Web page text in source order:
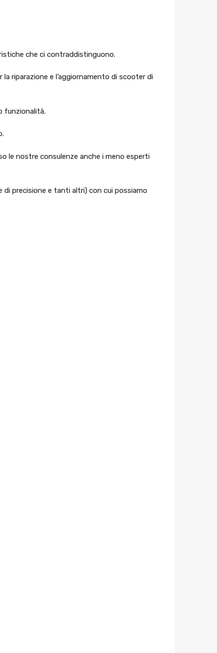
che ci contraddistinguono.
riparazione e l’aggiornamento di scooter di
funzionalità.
le nostre consulenze anche i meno esperti
precisione e tanti altri) con cui possiamo